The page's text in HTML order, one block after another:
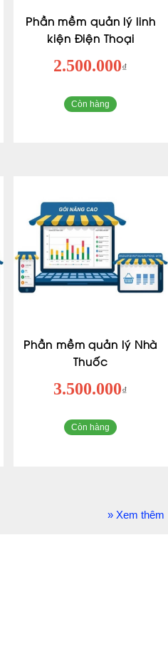
Phần mềm quản lý linh
kiện Điện Thoại
2.500.000₫
Còn hàng
Phần mềm quản lý Nhà
Thuốc
3.500.000₫
Còn hàng
» Xem thêm